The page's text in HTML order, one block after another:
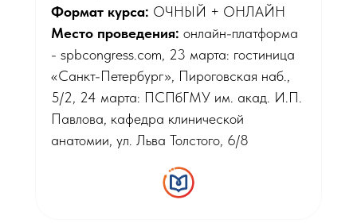
Формат курса: ОЧНЫЙ + ОНЛАЙН
Место проведения: онлайн-платформа
- spbcongress.com, 23 марта: гостиница
«Санкт-Петербург», Пироговская наб.,
5/2, 24 марта: ПСПбГМУ им. акад. И.П.
Павлова, кафедра клинической
анатомии, ул. Льва Толстого, 6/8